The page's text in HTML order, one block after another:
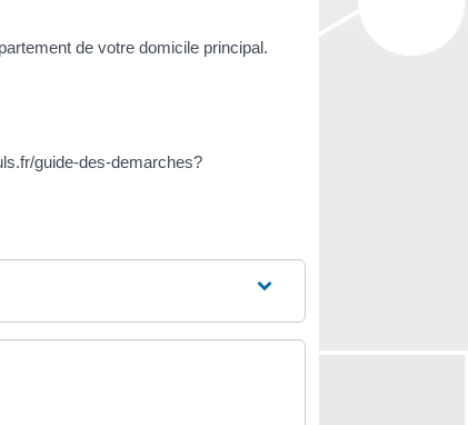
de votre domicile principal.
guide-des-demarches?